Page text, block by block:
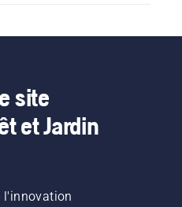
site
et Jardin
l'innovation